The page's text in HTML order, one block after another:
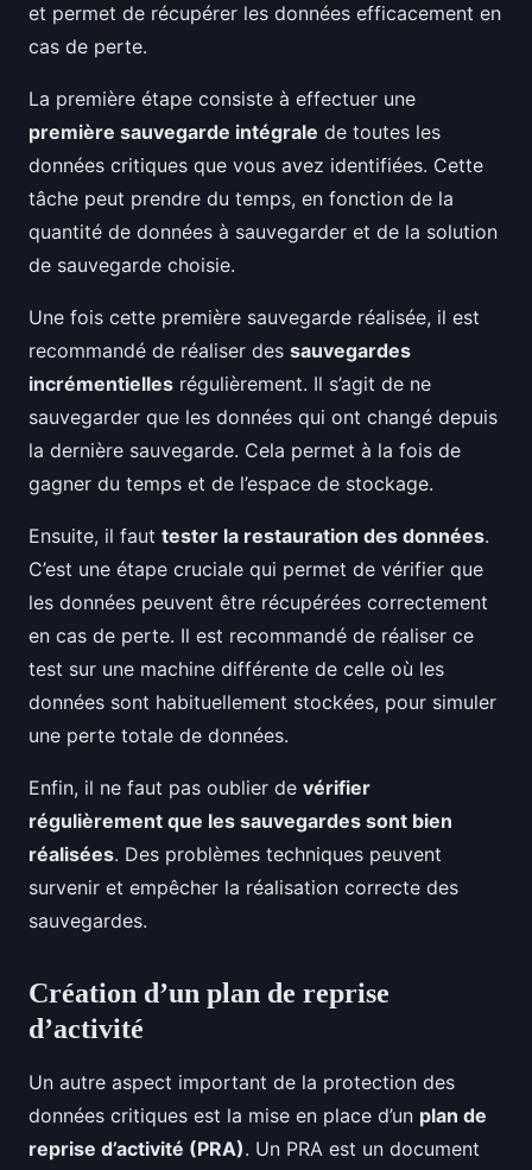
et permet de récupérer les données efficacement en
cas de perte.
La première étape consiste à effectuer une
première sauvegarde intégrale de toutes les
données critiques que vous avez identifiées. Cette
tâche peut prendre du temps, en fonction de la
quantité de données à sauvegarder et de la solution
de sauvegarde choisie.
Une fois cette première sauvegarde réalisée, il est
recommandé de réaliser des sauvegardes
incrémentielles régulièrement. Il s’agit de ne
sauvegarder que les données qui ont changé depuis
la dernière sauvegarde. Cela permet à la fois de
gagner du temps et de l’espace de stockage.
Ensuite, il faut tester la restauration des données.
C’est une étape cruciale qui permet de vérifier que
les données peuvent être récupérées correctement
en cas de perte. Il est recommandé de réaliser ce
test sur une machine différente de celle où les
données sont habituellement stockées, pour simuler
une perte totale de données.
Enfin, il ne faut pas oublier de vérifier
régulièrement que les sauvegardes sont bien
réalisées. Des problèmes techniques peuvent
survenir et empêcher la réalisation correcte des
sauvegardes.
Création d’un plan de reprise
d’activité
Un autre aspect important de la protection des
données critiques est la mise en place d’un plan de
reprise d’activité (PRA). Un PRA est un document